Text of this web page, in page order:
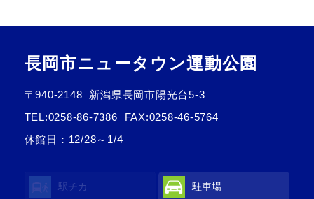
長岡市ニュータウン運動公園
〒940-2148
新潟県長岡市陽光台5-3
TEL:0258-86-7386
FAX:0258-46-5764
休館日：12/28～1/4
駅チカ 駐車場